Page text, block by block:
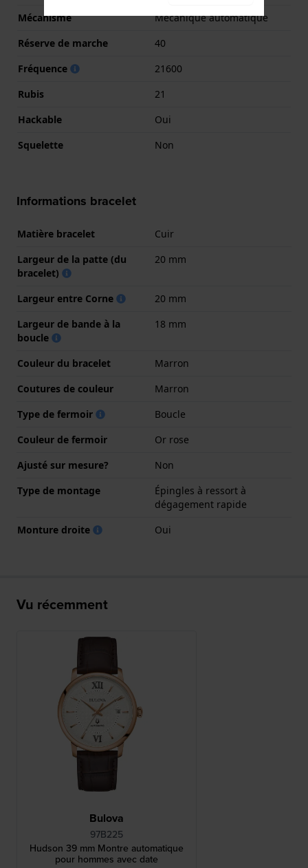
Mécanisme
Mécanique automatique
Réserve de marche
40
Fréquence
21600
Rubis
21
Hackable
Oui
Squelette
Non
Informations bracelet
Matière bracelet
Cuir
Largeur de la patte (du
bracelet)
20 mm
Largeur entre Corne
20 mm
Largeur de bande à la
boucle
18 mm
Couleur du bracelet
Marron
Coutures de couleur
Marron
Type de fermoir
Boucle
Couleur de fermoir
Or rose
Ajusté sur mesure?
Non
Type de montage
Épingles à ressort à
dégagement rapide
Monture droite
Oui
Vu récemment
Bulova
97B225
Hudson 39 mm Montre automatique
pour hommes avec date